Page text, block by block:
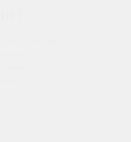
сегодня